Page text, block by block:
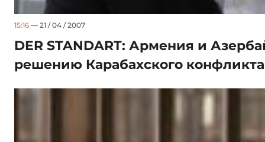
15:16 — 21 / 04 / 2007
DER STANDART: Армения и
решению Карабахского конфликта